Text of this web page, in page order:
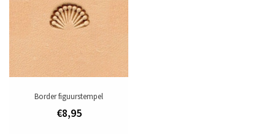
Border figuurstempel
€8,95